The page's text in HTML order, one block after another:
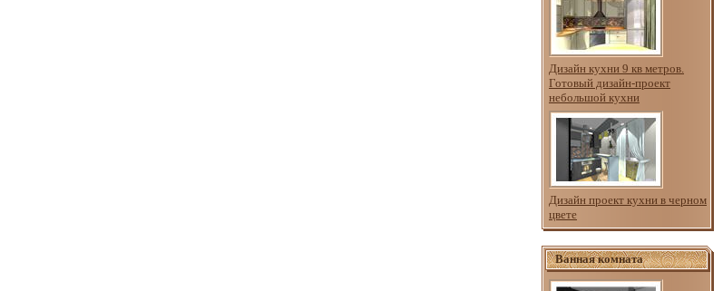
Дизайн кухни 9 кв метров.
Готовый дизайн-проект
небольшой кухни
Дизайн проект кухни в черном
цвете
Ванная комната